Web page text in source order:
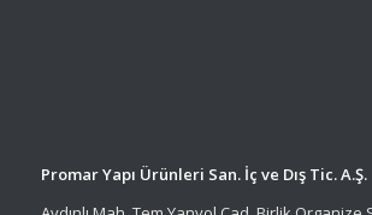
Promar Yapı Ürünleri San. İç ve Dış Tic. A.Ş.